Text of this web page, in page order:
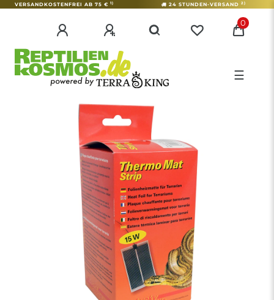
VERSANDKOSTENFREI AB 75 € 1) 24 STUNDEN-VERSAND 2)
0
☰